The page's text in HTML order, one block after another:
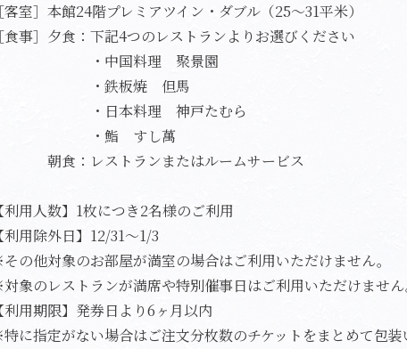
［客室］本館24階プレミアツイン・ダブル（25～31平米）
［食事］夕食：下記4つのレストランよりお選びください
・中国料理 聚景園
・鉄板焼 但馬
・日本料理 神戸たむら
・鮨 すし萬
朝食：レストランまたはルームサービス
【利用人数】1枚につき2名様のご利用
【利用除外日】12/31～1/3
の他対象のお部屋が満室の場合はご利用いただけません。
象のレストランが満席や特別催事日はご利用いただけません
【利用期限】発券日より6ヶ月以内
に指定がない場合はご注文分枚数のチケットをまとめて包装